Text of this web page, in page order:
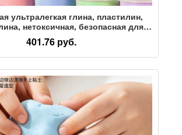
ультралегкая глина, пластилин,
нетоксичная, безопасная для
подарок для детского сада
работы "сделай сам"
401.76 руб.